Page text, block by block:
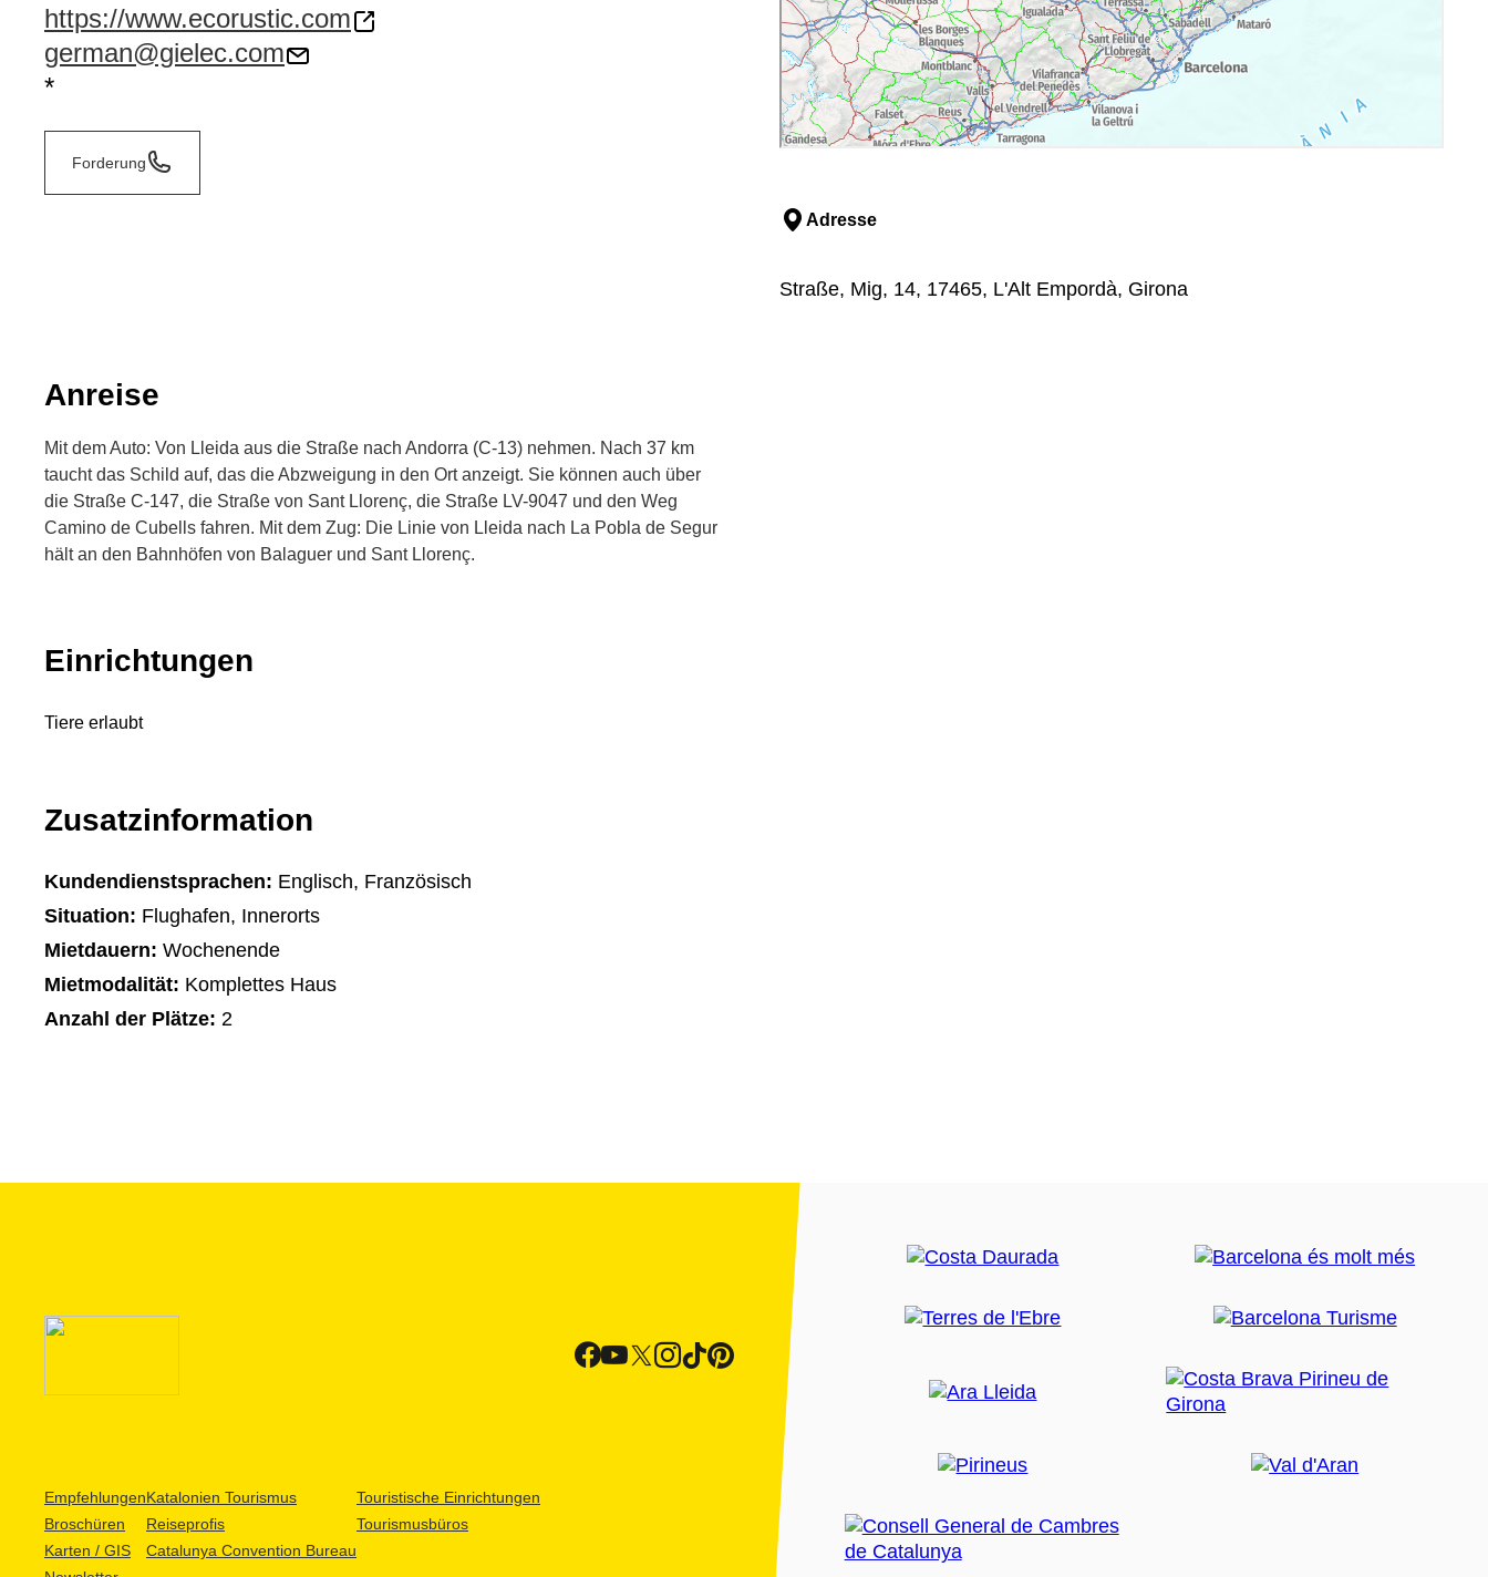
https://www.ecorustic.com
german@gielec.com
*
Forderung
Adresse
Straße, Mig, 14, 17465, L'Alt Empordà, Girona
Anreise
Mit dem Auto: Von Lleida aus die Straße nach Andorra (C-13) nehmen. Nach 37 km
taucht das Schild auf, das die Abzweigung in den Ort anzeigt. Sie können auch über
die Straße C-147, die Straße von Sant Llorenç, die Straße LV-9047 und den Weg
Camino de Cubells fahren. Mit dem Zug: Die Linie von Lleida nach La Pobla de Segur
hält an den Bahnhöfen von Balaguer und Sant Llorenç.
Einrichtungen
Tiere erlaubt
Zusatzinformation
Kundendienstsprachen: Englisch, Französisch
Situation: Flughafen, Innerorts
Mietdauern: Wochenende
Mietmodalität: Komplettes Haus
Anzahl der Plätze: 2
Empfehlungen
Broschüren
Karten / GIS
Katalonien Tourismus
Reiseprofis
Catalunya Convention Bureau
Touristische Einrichtungen
Tourismusbüros